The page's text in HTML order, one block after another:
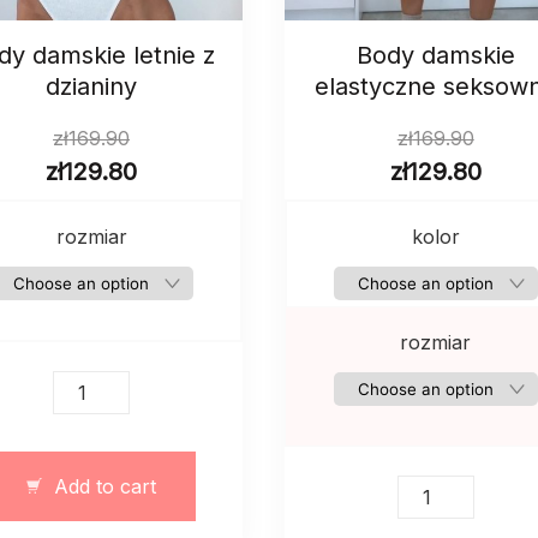
damskie letnie z
dzianiny
zł169.90
zł129.80
rozmiar
Body
dzianiny
quantity
Add to cart
Body damskie
elastyczne
zł169.90
zł129.80
kolor
rozmiar
Body